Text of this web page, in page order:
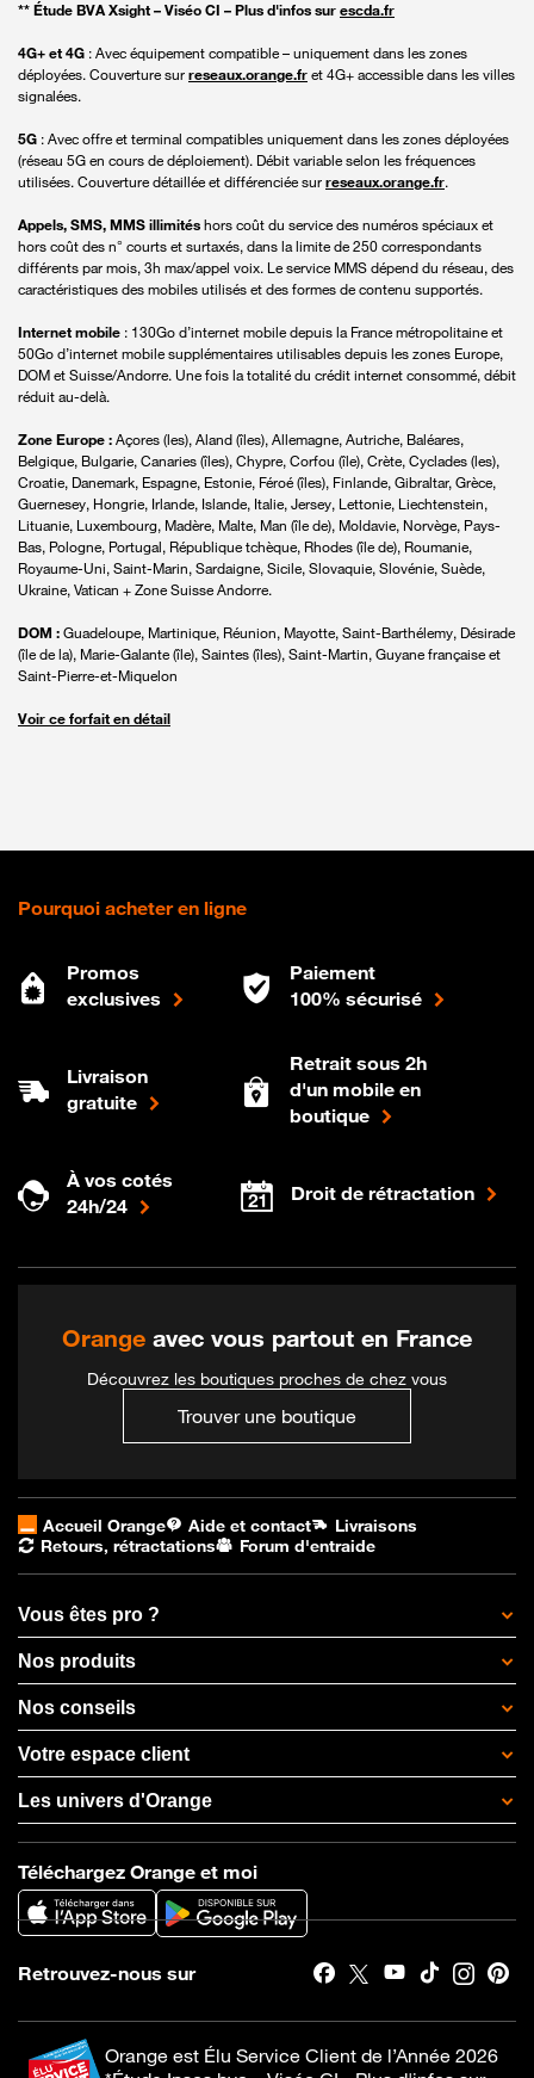
** Étude BVA Xsight – Viséo CI – Plus d'infos sur escda.fr
4G+ et 4G : Avec équipement compatible – uniquement dans les zones
déployées. Couverture sur reseaux.orange.fr et 4G+ accessible dans les villes
signalées.
5G : Avec offre et terminal compatibles uniquement dans les zones déployées
(réseau 5G en cours de déploiement). Débit variable selon les fréquences
utilisées. Couverture détaillée et différenciée sur reseaux.orange.fr.
Appels, SMS, MMS illimités hors coût du service des numéros spéciaux et
hors coût des n° courts et surtaxés, dans la limite de 250 correspondants
différents par mois, 3h max/appel voix. Le service MMS dépend du réseau, des
caractéristiques des mobiles utilisés et des formes de contenu supportés.
Internet mobile : 130Go d’internet mobile depuis la France métropolitaine et
50Go d’internet mobile supplémentaires utilisables depuis les zones Europe,
DOM et Suisse/Andorre. Une fois la totalité du crédit internet consommé, débit
réduit au-delà.
Zone Europe : Açores (les), Aland (îles), Allemagne, Autriche, Baléares,
Belgique, Bulgarie, Canaries (îles), Chypre, Corfou (île), Crète, Cyclades (les),
Croatie, Danemark, Espagne, Estonie, Féroé (îles), Finlande, Gibraltar, Grèce,
Guernesey, Hongrie, Irlande, Islande, Italie, Jersey, Lettonie, Liechtenstein,
Lituanie, Luxembourg, Madère, Malte, Man (île de), Moldavie, Norvège, Pays-
Bas, Pologne, Portugal, République tchèque, Rhodes (île de), Roumanie,
Royaume-Uni, Saint-Marin, Sardaigne, Sicile, Slovaquie, Slovénie, Suède,
Ukraine, Vatican + Zone Suisse Andorre.
DOM : Guadeloupe, Martinique, Réunion, Mayotte, Saint-Barthélemy, Désirade
(île de la), Marie-Galante (île), Saintes (îles), Saint-Martin, Guyane française et
Saint-Pierre-et-Miquelon
Voir ce forfait en détail
Pourquoi acheter en ligne
Promos
exclusives
Paiement
100% sécurisé
Livraison
gratuite
Retrait sous 2h
d'un mobile en
boutique
À vos cotés
24h/24
Droit de rétractation